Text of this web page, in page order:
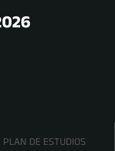
PLAN DE ESTUDIOS